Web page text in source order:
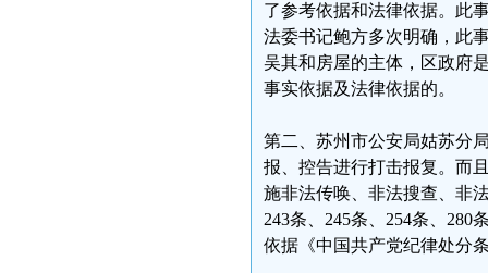
了参考依据和法律依据。此
法委书记鲍方多次明确，此
吴其和房屋的主体，区政府
事实依据及法律依据的。
第二、苏州市公安局姑苏分
报、控告进行打击报复。而
施非法传唤、非法搜查、非
243条、245条、254条、280
依据《中国共产党纪律处分